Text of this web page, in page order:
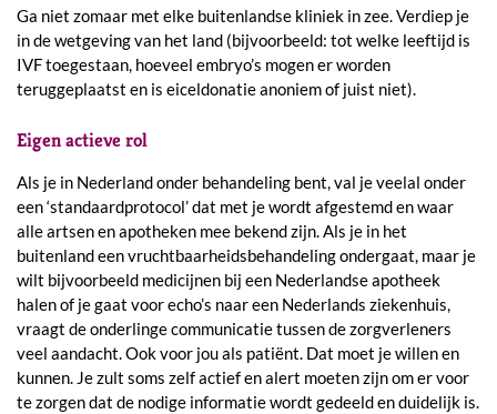
Ga niet zomaar met elke buitenlandse kliniek in zee. Verdiep je
in de wetgeving van het land (bijvoorbeeld: tot welke leeftijd is
IVF toegestaan, hoeveel embryo’s mogen er worden
teruggeplaatst en is eiceldonatie anoniem of juist niet).
Eigen actieve rol
Als je in Nederland onder behandeling bent, val je veelal onder
een ‘standaardprotocol’ dat met je wordt afgestemd en waar
alle artsen en apotheken mee bekend zijn. Als je in het
buitenland een vruchtbaarheidsbehandeling ondergaat, maar je
wilt bijvoorbeeld medicijnen bij een Nederlandse apotheek
halen of je gaat voor echo’s naar een Nederlands ziekenhuis,
vraagt de onderlinge communicatie tussen de zorgverleners
veel aandacht. Ook voor jou als patiënt. Dat moet je willen en
kunnen. Je zult soms zelf actief en alert moeten zijn om er voor
te zorgen dat de nodige informatie wordt gedeeld en duidelijk is.